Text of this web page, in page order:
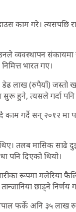
काम गरे। त्यसपछि
व्यवस्थापन संकायमा
भारत गए।
लाख (रुपैयाँ) जस्तो
हुने, त्यसले गर्दा
गर्दै सन् २०१२ मा
तलब मासिक साढे
पनि दिएको थियो।
रूपमा मलेरिया
छाड्ने निर्णय
फर्के अनि ३५ लाख